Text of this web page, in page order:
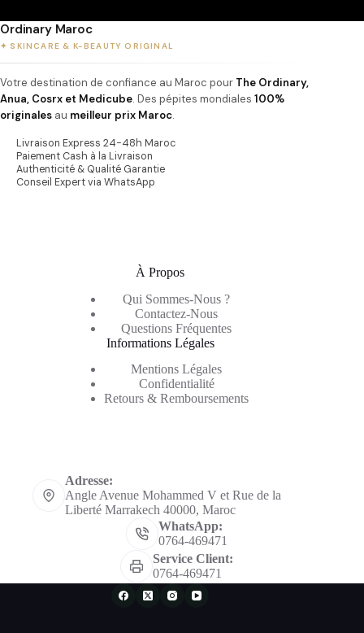
Ordinary Maroc
✦ SKINCARE & K-BEAUTY ORIGINAL
Votre destination de confiance au Maroc pour The Ordinary,
Anua, Cosrx et Medicube. Des pépites mondiales 100%
originales au meilleur prix Maroc.
Livraison Express 24-48h Maroc
Paiement Cash à la Livraison
Authenticité & Qualité Garantie
Conseil Expert via WhatsApp
À Propos
Qui Sommes-Nous ?
Contactez-Nous
Questions Fréquentes
Informations Légales
Mentions Légales
Confidentialité
Retours & Remboursements
Adresse:
Angle Avenue Mohammed V et Rue de la
Liberté Marrakech 40000, Maroc
WhatsApp:
0764-469471
Service Client:
0764-469471